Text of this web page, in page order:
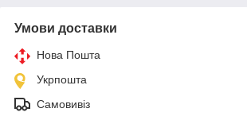
Умови доставки
Нова Пошта
Укрпошта
Самовивіз